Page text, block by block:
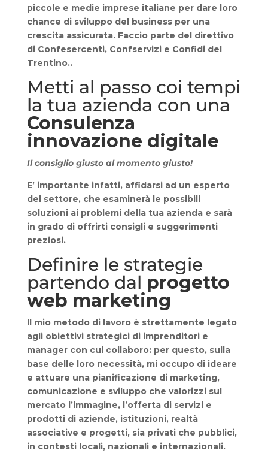
piccole e medie imprese italiane per dare loro
chance di sviluppo del business per una
crescita assicurata. Faccio parte del direttivo
di Confesercenti, Confservizi e Confidi del
Trentino..
Metti al passo coi tempi
la tua azienda con una
Consulenza
innovazione digitale
Il consiglio giusto al momento giusto!
E’ importante infatti, affidarsi ad un esperto
del settore, che esaminerà le possibili
soluzioni ai problemi della tua azienda e sarà
in grado di offrirti consigli e suggerimenti
preziosi.
Definire le strategie
partendo dal progetto
web marketing
Il mio metodo di lavoro è strettamente legato
agli obiettivi strategici di imprenditori e
manager con cui collaboro: per questo, sulla
base delle loro necessità, mi occupo di ideare
e attuare una pianificazione di marketing,
comunicazione e sviluppo che valorizzi sul
mercato l’immagine, l’offerta di servizi e
prodotti di aziende, istituzioni, realtà
associative e progetti, sia privati che pubblici,
in contesti locali, nazionali e internazionali.